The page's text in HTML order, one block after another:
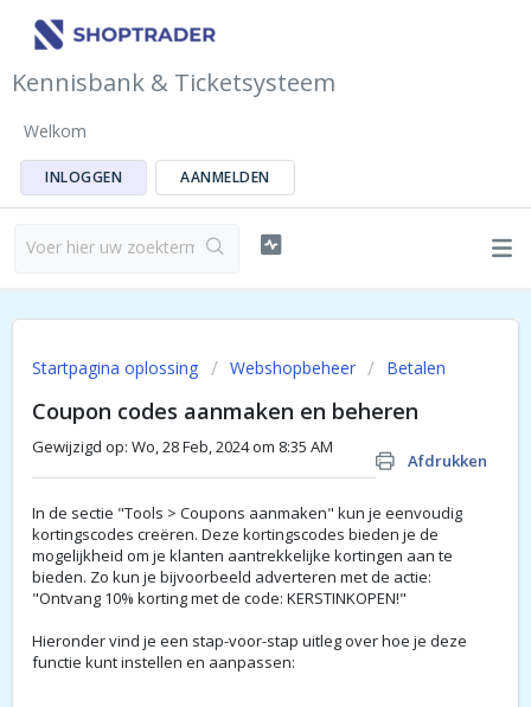
Kennisbank & Ticketsysteem
Welkom
INLOGGEN AANMELDEN
Startpagina oplossing Webshopbeheer Betalen
Coupon codes aanmaken en beheren
Afdrukken
Gewijzigd op: Wo, 28 Feb, 2024 om 8:35 AM
In de sectie "Tools > Coupons aanmaken" kun je eenvoudig
kortingscodes creëren. Deze kortingscodes bieden je de
mogelijkheid om je klanten aantrekkelijke kortingen aan te
bieden. Zo kun je bijvoorbeeld adverteren met de actie:
"Ontvang 10% korting met de code: KERSTINKOPEN!"
Hieronder vind je een stap-voor-stap uitleg over hoe je deze
functie kunt instellen en aanpassen: